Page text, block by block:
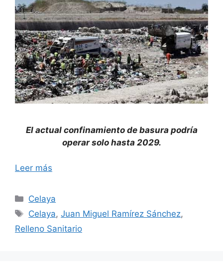
El actual confinamiento de basura podría
operar solo hasta 2029.
Leer más
Categorías
Celaya
Etiquetas
Celaya,Juan Miguel Ramírez Sánchez,
Relleno Sanitario